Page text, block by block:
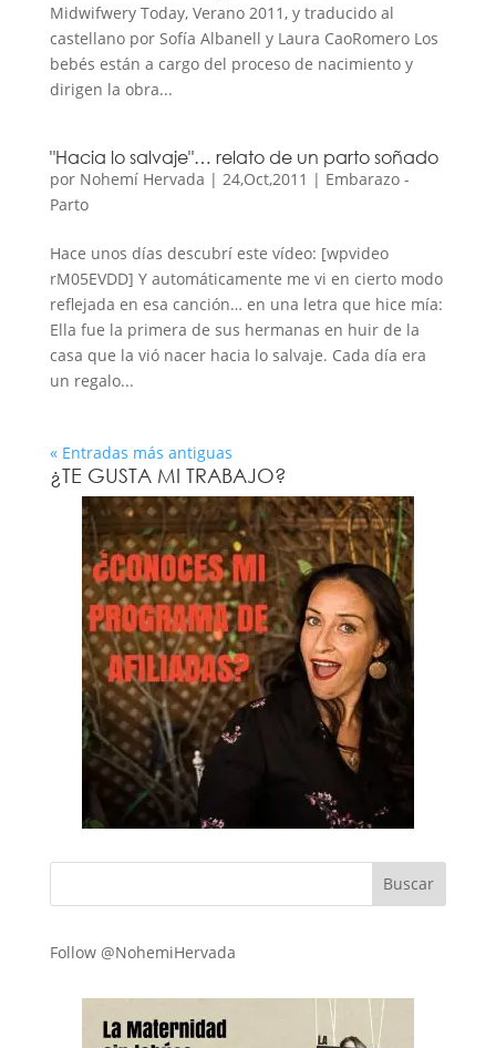
Midwifwery Today, Verano 2011, y traducido al
castellano por Sofía Albanell y Laura CaoRomero Los
bebés están a cargo del proceso de nacimiento y
dirigen la obra...
"Hacia lo salvaje"… relato de un parto soñado
por Nohemí Hervada | 24,Oct,2011 | Embarazo -
Parto
Hace unos días descubrí este vídeo: [wpvideo
rM05EVDD] Y automáticamente me vi en cierto modo
reflejada en esa canción… en una letra que hice mía:
Ella fue la primera de sus hermanas en huir de la
casa que la vió nacer hacia lo salvaje. Cada día era
un regalo...
« Entradas más antiguas
¿TE GUSTA MI TRABAJO?
Follow @NohemiHervada